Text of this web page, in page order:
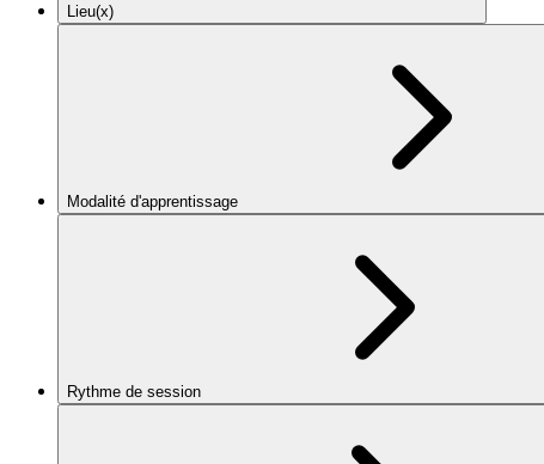
Lieu(x)
Modalité d'apprentissage
Rythme de session